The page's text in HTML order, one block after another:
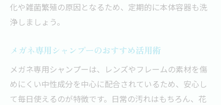
化や雑菌繁殖の原因となるため、定期的に本体容器も洗
浄しましょう。
メガネ専用シャンプーのおすすめ活用術
メガネ専用シャンプーは、レンズやフレームの素材を傷
めにくい中性成分を中心に配合されているため、安心し
て毎日使えるのが特徴です。日常の汚れはもちろん、花